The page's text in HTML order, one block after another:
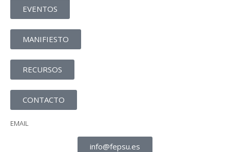
EVENTOS
MANIFIESTO
RECURSOS
CONTACTO
EMAIL
info@fepsu.es